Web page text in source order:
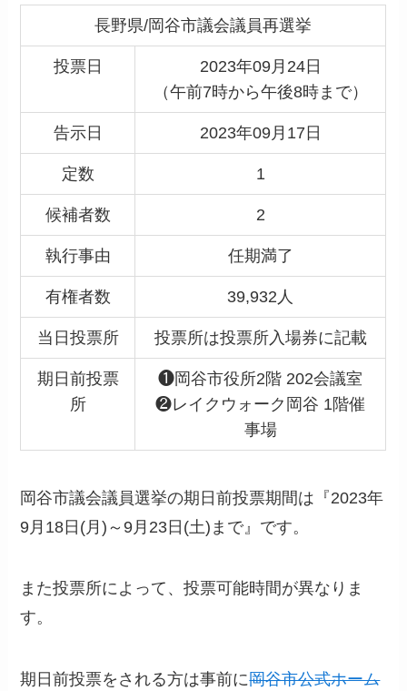
長野県/岡谷市議会議員再選挙
投票日
2023年09月24日
（午前7時から午後8時まで）
告示日 2023年09月17日
定数 1
候補者数 2
執行事由 任期満了
有権者数 39,932人
当日投票所 投票所は投票所入場券に記載
期日前投票
所
❶岡谷市役所2階 202会議室
❷レイクウォーク岡谷 1階催
事場
岡谷市議会議員選挙の期日前投票期間は『2023年
9月18日(月)～9月23日(土)まで』です。
また投票所によって、投票可能時間が異なりま
す。
期日前投票をされる方は事前に岡谷市公式ホーム